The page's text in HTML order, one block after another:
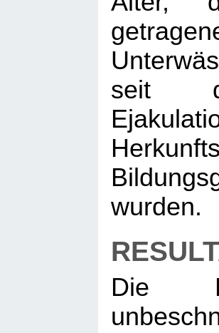
seit
wurden.
Die